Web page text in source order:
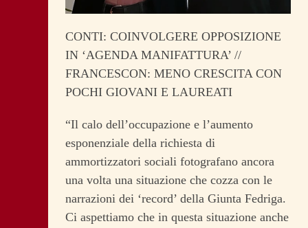
CONTI: COINVOLGERE OPPOSIZIONE
IN ‘AGENDA MANIFATTURA’ //
FRANCESCON: MENO CRESCITA CON
POCHI GIOVANI E LAUREATI
“Il calo dell’occupazione e l’aumento
esponenziale della richiesta di
ammortizzatori sociali fotografano ancora
una volta una situazione che cozza con le
narrazioni dei ‘record’ della Giunta Fedriga.
Ci aspettiamo che in questa situazione anche